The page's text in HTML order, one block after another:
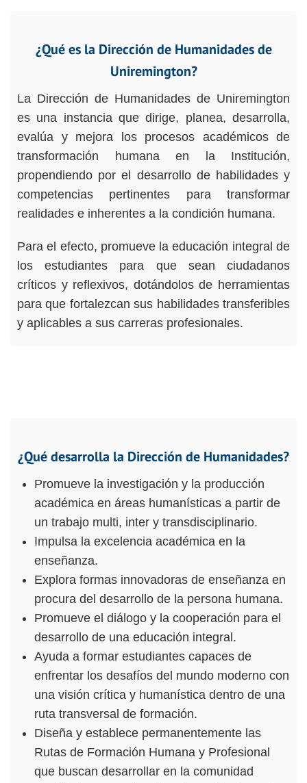
¿Qué es la Dirección de Humanidades de
Uniremington?
La Dirección de Humanidades de Uniremington
es una instancia que dirige, planea, desarrolla,
evalúa y mejora los procesos académicos de
transformación humana en la Institución,
propendiendo por el desarrollo de habilidades y
competencias pertinentes para transformar
realidades e inherentes a la condición humana.
Para el efecto, promueve la educación integral de
los estudiantes para que sean ciudadanos
críticos y reflexivos, dotándolos de herramientas
para que fortalezcan sus habilidades transferibles
y aplicables a sus carreras profesionales.
¿Qué desarrolla la Dirección de Humanidades?
Promueve la investigación y la producción
académica en áreas humanísticas a partir de
un trabajo multi, inter y transdisciplinario.
Impulsa la excelencia académica en la
enseñanza.
Explora formas innovadoras de enseñanza en
procura del desarrollo de la persona humana.
Promueve el diálogo y la cooperación para el
desarrollo de una educación integral.
Ayuda a formar estudiantes capaces de
enfrentar los desafíos del mundo moderno con
una visión crítica y humanística dentro de una
ruta transversal de formación.
Diseña y establece permanentemente las
Rutas de Formación Humana y Profesional
que buscan desarrollar en la comunidad